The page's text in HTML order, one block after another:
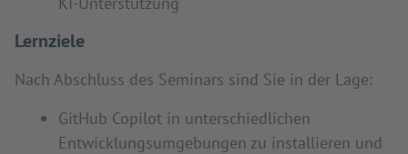
Lernziele
Nach Abschluss des Seminars sind Sie in der Lage:
GitHub Copilot in unterschiedlichen
Entwicklungsumgebungen zu installieren und